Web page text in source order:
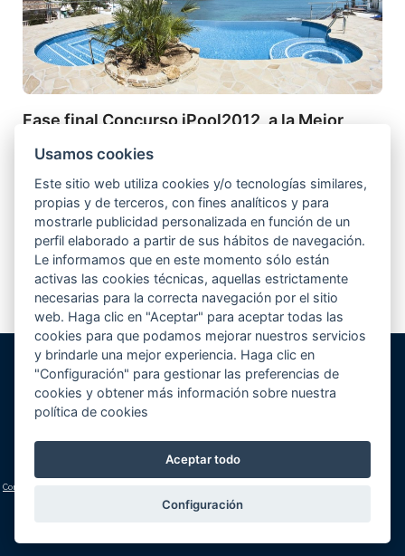
Fase final Concurso iPool2012, a la Mejor
Desde hace unos meses, estamos participando en el concurso que elige
la mejor piscina de europa según la revista Eurospapoolsnews. Se
presentaban hasta un total de 5 piscinas por empresa...Leer más
1 2 3 4 >
Gunitec Pool Spa, s.l.
José Luis Borges, s/n - Apd. 477
03730 Jávea/Xàbia (Alicante)
Teléfono:+34 965 790 546
lucas@gunitec.com
Condiciones generales
Usamos cookies
Este sitio web utiliza cookies y/o tecnologías similares,
propias y de terceros, con fines analíticos y para
mostrarle publicidad personalizada en función de un
perfil elaborado a partir de sus hábitos de navegación.
Le informamos que en este momento sólo están
activas las cookies técnicas, aquellas estrictamente
necesarias para la correcta navegación por el sitio
web. Haga clic en "Aceptar" para aceptar todas las
cookies para que podamos mejorar nuestros servicios
y brindarle una mejor experiencia. Haga clic en
"Configuración" para gestionar las preferencias de
cookies y obtener más información sobre nuestra
política de cookies
Aceptar todo
Configuración